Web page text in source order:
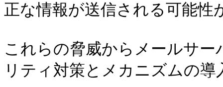
正な情報が送信される可能性
これらの脅威からメールサ
リティ対策とメカニズムの導